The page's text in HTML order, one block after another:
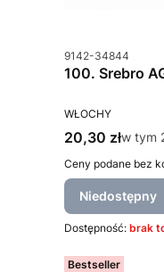
Kod produktu
9142-34844
100. Srebro
PRODUCENT
WŁOCHY
Cena brutto
20,30 złw tym
w tym
Ceny podane bez
Niedostępny
Dostępność: brak
Bestseller